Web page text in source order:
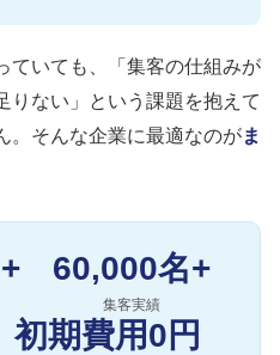
ていても、「集客の仕組みが
りない」という課題を抱えて
。そんな企業に最適なのがま
60,000名+
集客実績
初期費用0円